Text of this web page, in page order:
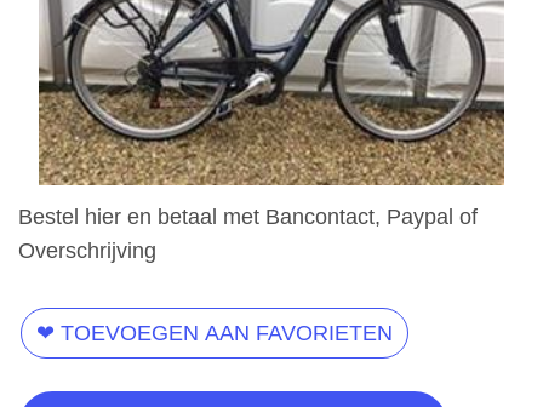
Bestel hier en betaal met Bancontact, Paypal of
Overschrijving
❤ TOEVOEGEN AAN FAVORIETEN